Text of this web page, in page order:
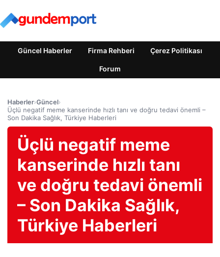
Güncel Haberler Firma Rehberi Çerez Politikası
Forum
Haberler›Güncel›
Üçlü negatif meme kanserinde hızlı tanı ve doğru tedavi önemli –
Son Dakika Sağlık, Türkiye Haberleri
Üçlü negatif meme
kanserinde hızlı tanı
ve doğru tedavi önemli
– Son Dakika Sağlık,
Türkiye Haberleri